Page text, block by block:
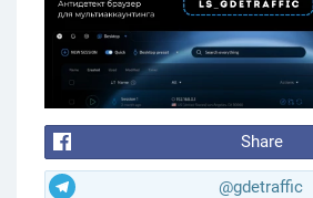
Share
@gdetraffic